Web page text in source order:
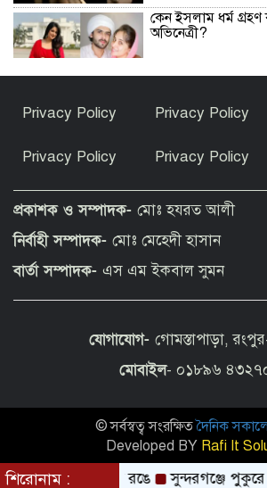
কেন ইসলাম ধর্ম
অভিনেত্রী?
উদযাপন
পীরগঞ্জে অভিযানে
ধ্বংস
চলন্ত ট্রেনে উঠতে
ওয়েম্যান নিহত
পাগলাপীরে খেলার
Privacy Policy Privacy Policy
Privacy Policy Privacy Policy
প্রকাশক ও সম্পাদক- মোঃ হযরত আলী
নির্বাহী সম্পাদক- মোঃ মেহেদী হাসান
বার্তা সম্পাদক- এস এম ইকবাল সুমন
যোগাযোগ- গোমস্তাপাড়া,
মোবাইল- ০১৮৯৬
শিরোনাম :গোলাপি রঙে সুন্দরগঞ্জে পুকুরে
© সর্বস্বত্ব সংরক্ষিতদৈনিক
Developed BY Rafi It